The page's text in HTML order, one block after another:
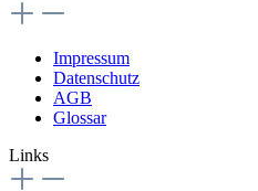
Impressum
Datenschutz
AGB
Glossar
Links